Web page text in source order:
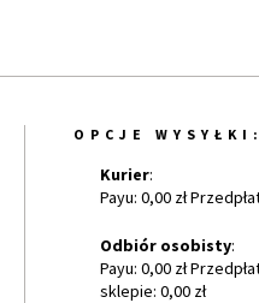
OPCJE WYSYŁKI:
Kurier:
Payu: 0,00 zł
Odbiór osobisty:
Payu: 0,00 zł
sklepie: 0,00 zł